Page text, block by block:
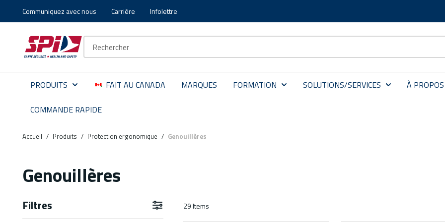
Aller au contenu principal
Skip to menu
Skip to footer
Communiquez avec nous Carrière Infolettre
PRODUITS FAIT AU CANADA MARQUES FORMATION SOLUTIONS/SERVICES À PROPOS
COMMANDE RAPIDE
Accueil / Produits / Protection ergonomique / Genouillères
Genouillères
Filtres Aller aux résultats 29Items